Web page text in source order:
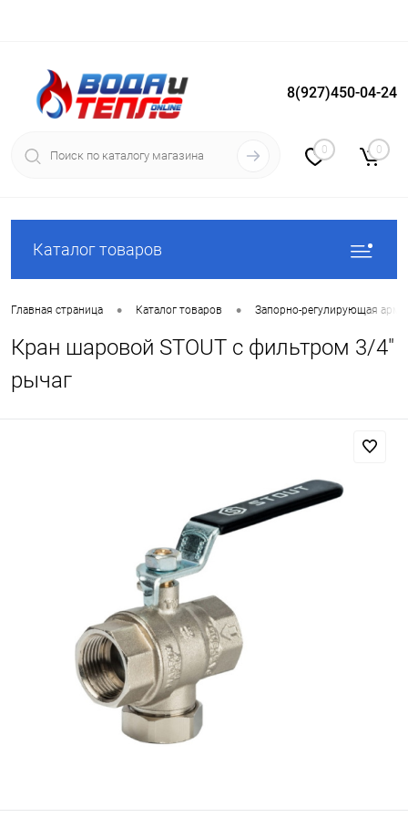
Вход Регистрация
8(927)450-04-24
0 0
Каталог товаров
Главная страница • Каталог товаров • Запорно-регулирующая
Кран шаровой STOUT с фильтром 3/4"
рычаг